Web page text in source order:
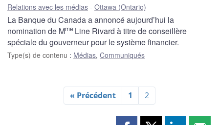
Relations avec les médias Ottawa (Ontario)
La Banque du Canada a annoncé aujourd’hui la
nomination de Mme Line Rivard à titre de conseillère
spéciale du gouverneur pour le système financier.
Type(s) de contenu : Médias, Communiqués
« Précédent 1 2